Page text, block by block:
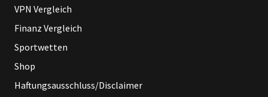
VPN Vergleich
Finanz Vergleich
Sportwetten
Shop
Haftungsausschluss/Disclaimer